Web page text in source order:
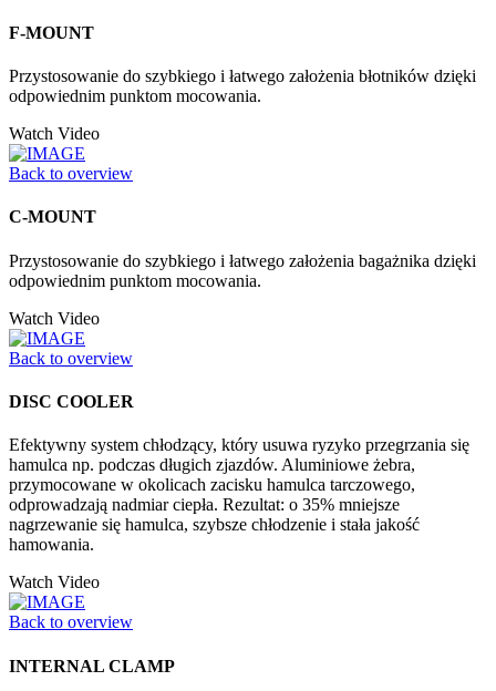
F-MOUNT
Przystosowanie do szybkiego i łatwego założenia błotników dzięki
odpowiednim punktom mocowania.
Watch Video
Back to overview
C-MOUNT
Przystosowanie do szybkiego i łatwego założenia bagażnika dzięki
odpowiednim punktom mocowania.
Watch Video
Back to overview
DISC COOLER
Efektywny system chłodzący, który usuwa ryzyko przegrzania się
hamulca np. podczas długich zjazdów. Aluminiowe żebra,
przymocowane w okolicach zacisku hamulca tarczowego,
odprowadzają nadmiar ciepła. Rezultat: o 35% mniejsze
nagrzewanie się hamulca, szybsze chłodzenie i stała jakość
hamowania.
Watch Video
Back to overview
INTERNAL CLAMP